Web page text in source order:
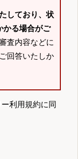
しており、状
かる場合がご
査内容などに
回答いたしか
利用規約に同